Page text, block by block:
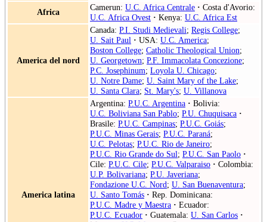
Africa
Camerun: U.C. Africa Centrale · Costa d'Avorio:
U.C. Africa Ovest · Kenya: U.C. Africa Est
America del nord
Canada: P.I. Studi Medievali; Regis College;
U. Sait Paul · USA: U.C. America;
Boston College; Catholic Theological Union;
U. Georgetown; P.F. Immacolata Concezione;
P.C. Josephinum; Loyola U. Chicago;
U. Notre Dame; U. Saint Mary of the Lake;
U. Santa Clara; St. Mary's; U. Villanova
America latina
Argentina: P.U.C. Argentina · Bolivia:
U.C. Boliviana San Pablo; P.U. Chuquisaca ·
Brasile: P.U.C. Campinas; P.U.C. Goiás;
P.U.C. Minas Gerais; P.U.C. Paraná;
U.C. Pelotas; P.U.C. Rio de Janeiro;
P.U.C. Rio Grande do Sul; P.U.C. San Paolo ·
Cile: P.U.C. Cile; P.U.C. Valparaiso · Colombia:
U.P. Bolivariana; P.U. Javeriana;
Fondazione U.C. Nord; U. San Buenaventura;
U. Santo Tomás · Rep. Dominicana:
P.U.C. Madre y Maestra · Ecuador:
P.U.C. Ecuador · Guatemala: U. San Carlos ·